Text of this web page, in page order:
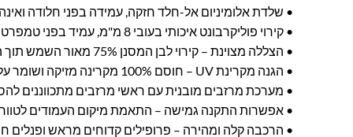
• שלדת אלומיניום אל-חלד חזקה, עמידה בפני חלודה
• קירוי פוליקרבונט איכותי בעובי 8 מ"מ, עמיד בפני טמפרטורה ושבר.
• הצללה מצוינת – קירוי לבן המסנן 75% מאור השמש תוך העברת 25% אור טבעי רך ונעים.
• הגנה מקרינת UV – חוסם 100% מקרינה מזיקה ושומר על איכות המבנה לאורך שנים.
• מערכת מרזבים מובנית עם ראשי מרזבים מתכווננים
• אפשרות התקנה גמישה – התאמת מיקום העמודים